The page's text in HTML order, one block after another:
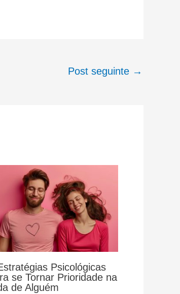
Post seguinte →
Psicológicas
se Tornar Prioridade na
de Alguém